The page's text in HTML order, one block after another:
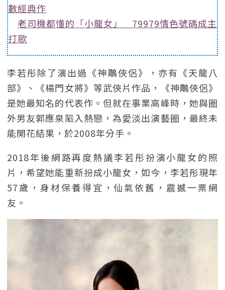
數經典作
老司機都懂的「小龍女」 79979情色號碼成主
打歌
李若彤除了演出過《神鵰俠侶》，亦有《天龍八
部》、《楊門女將》等武俠片作品，《神鵰俠侶》
是她最知名的代表作。但就在事業高峰時，她與圈
外男友郭應泉陷入熱戀，為愛淡出演藝圈，最終未
能開花結果，於2008年分手。
2018年後網路再度熱議李若彤扮演小龍女的照
片，希望她能重新扮成小龍女，如今，李若彤現年
57歲，身材保養得宜，仙氣依舊，震撼一票網
友。